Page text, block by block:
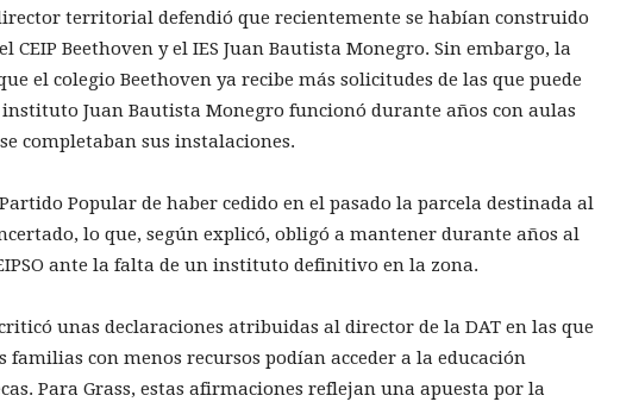
territorial defendió que recientemente se habían construido
CEIP Beethoven y el IES Juan Bautista Monegro. Sin embargo, la
el colegio Beethoven ya recibe más solicitudes de las que puede
Juan Bautista Monegro funcionó durante años con aulas
completaban sus instalaciones.
Popular de haber cedido en el pasado la parcela destinada al
lo que, según explicó, obligó a mantener durante años al
ante la falta de un instituto definitivo en la zona.
unas declaraciones atribuidas al director de la DAT en las que
familias con menos recursos podían acceder a la educación
Para Grass, estas afirmaciones reflejan una apuesta por la